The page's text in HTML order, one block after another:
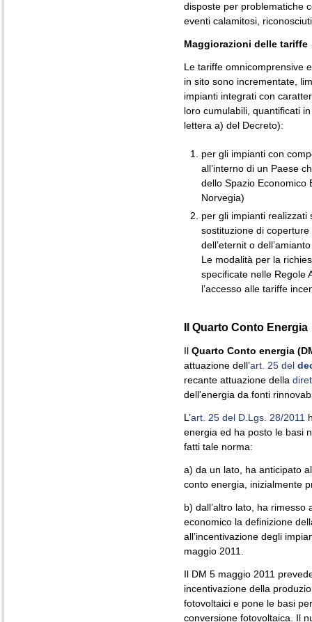
disposte per problematiche
eventi calamitosi,
Maggiorazioni delle tariffe
Le tariffe omnicomprensive
in sito sono incrementate,
impianti integrati con
loro cumulabili, quantificati
lettera a) del Decreto):
per gli impianti con
all’interno di un Paese
dello Spazio Economico
Norvegia)
per gli impianti realizzati
sostituzione di
dell’eternit o dell’amianto
Le modalità per la
specificate nelle Regole
l’accesso alle tariffe
Il Quarto Conto Energia
Il Quarto Conto energia
attuazione dell’art. 25 del
recante attuazione della
dell'energia da fonti
L’art. 25 del D.Lgs. 28/2011
energia ed ha posto le basi
fatti tale norma:
a) da un lato, ha anticipato
conto energia, inizialmente
b) dall’altro lato, ha
economico la definizione
all’incentivazione degli
maggio 2011.
Il DM 5 maggio 2011
incentivazione della
fotovoltaici e pone le basi
conversione fotovoltaica. Il